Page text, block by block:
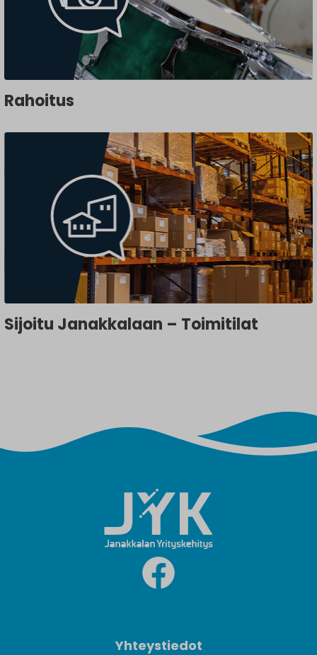
Rahoitus
Sijoitu Janakkalaan – Toimitilat
Yhteystiedot